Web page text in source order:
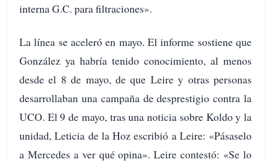
interna G.C. para filtraciones».
La línea se aceleró en mayo. El informe sostiene que
González ya habría tenido conocimiento, al menos
desde el 8 de mayo, de que Leire y otras personas
desarrollaban una campaña de desprestigio contra la
UCO. El 9 de mayo, tras una noticia sobre Koldo y la
unidad, Leticia de la Hoz escribió a Leire: «Pásaselo
a Mercedes a ver qué opina». Leire contestó: «Se lo